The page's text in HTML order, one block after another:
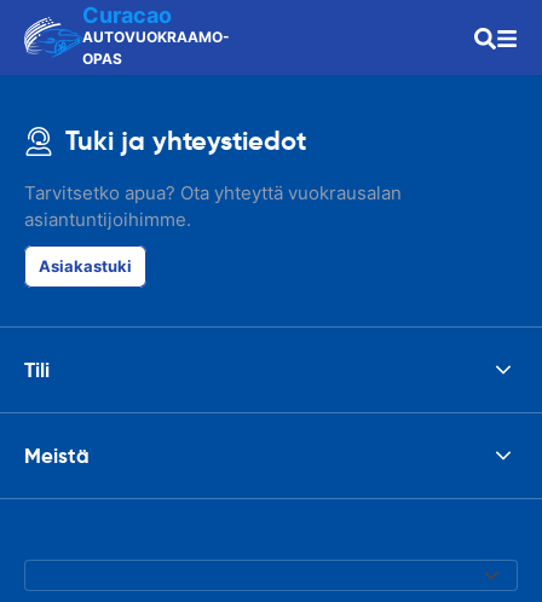
Curacao
AUTOVUOKRAAMO-
OPAS
Tuki ja yhteystiedot
Tarvitsetko apua? Ota yhteyttä vuokrausalan
asiantuntijoihimme.
Asiakastuki
Tili
Meistä